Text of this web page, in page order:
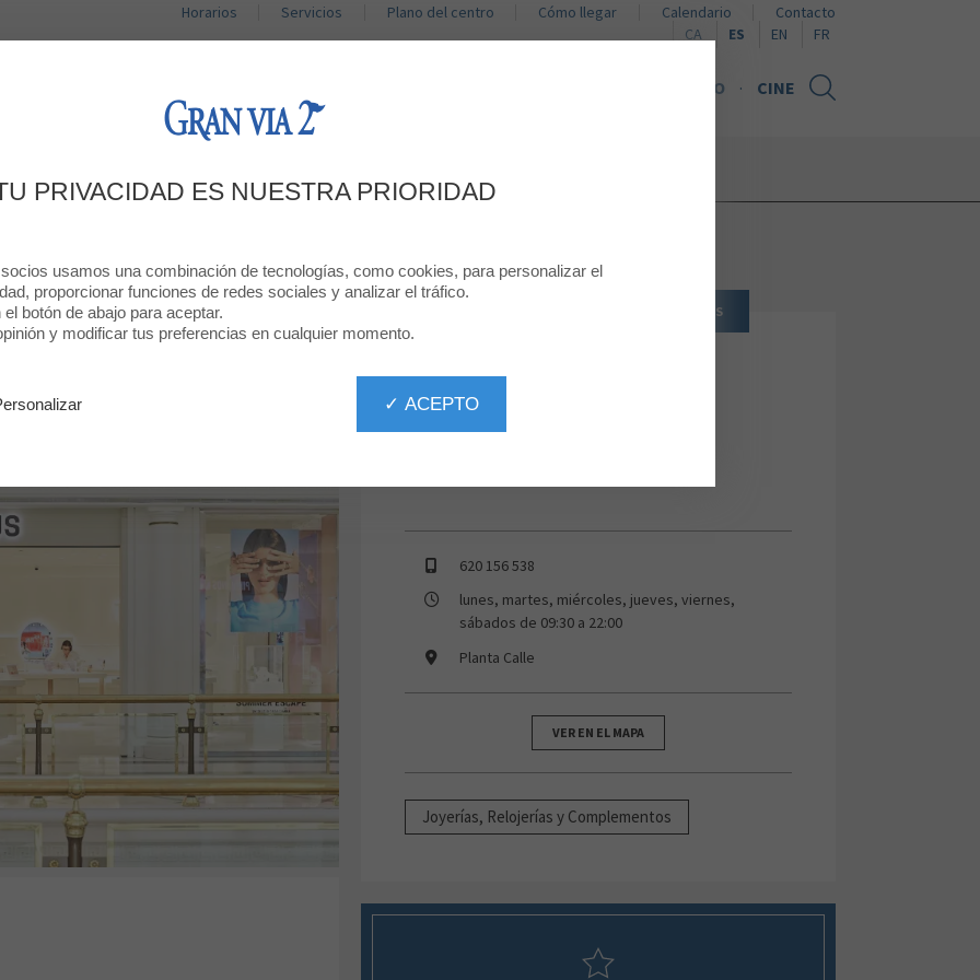
TARJETA REGALO CINE
Horarios Servicios Plano del centro Cómo llegar Calendario
Contacto
CA Naviguer en català
ES EN Browse in English
FR
BIENVENIDO A
JOYERÍAS, RELOJERÍAS Y COMPLEMENTOS
620 156 538
lunes, martes, miércoles, jueves, viernes,
sábados de 09:30 a 22:00
Planta Calle
VER EN EL MAPA
Joyerías, Relojerías y Complementos
PRIVACIDAD ES NUESTRA PRIORIDAD
usamos una combinación de tecnologías, como cookies, para personalizar el
proporcionar funciones de redes sociales y analizar el tráfico.
botón de abajo para aceptar.
y modificar tus preferencias en cualquier momento.
✓ ACEPTO